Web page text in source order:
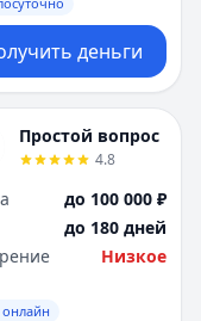
деньги
Простой вопрос
4.8
до 100 000 ₽
до 180 дней
Низкое